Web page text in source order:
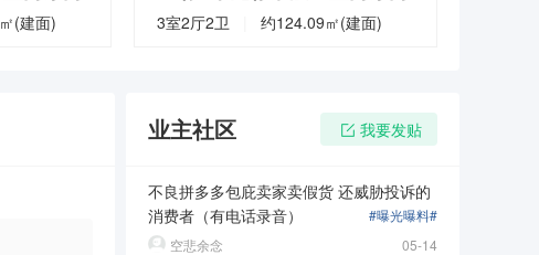
㎡(建面) 3室2厅2卫 约124.09㎡(建面)
业主社区 我要发贴
不良拼多多包庇卖家卖假货 还威胁投诉的
消费者（有电话录音）
#曝光曝料#
05-14
空悲余念